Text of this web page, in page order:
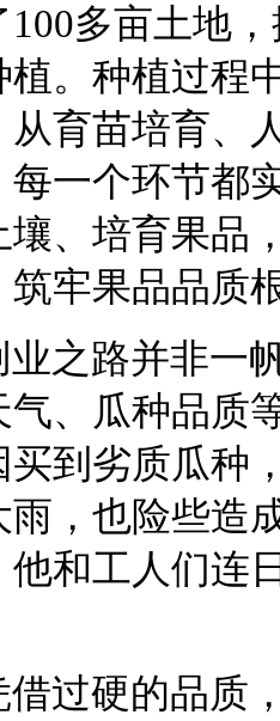
100多亩土地
植。种植过程
从育苗培育、
每一个环节都
壤、培育果品
筑牢果品品质
业之路并非一
气、瓜种品质
买到劣质瓜种
雨，也险些造
他和工人们连
借过硬的品质